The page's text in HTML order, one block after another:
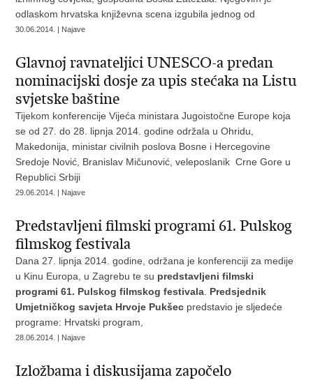
odlaskom hrvatska književna scena izgubila jednog od
30.06.2014. | Najave
Glavnoj ravnateljici UNESCO-a predan
nominacijski dosje za upis stećaka na Listu
svjetske baštine
Tijekom konferencije Vijeća ministara Jugoistočne Europe koja
se od 27. do 28. lipnja 2014. godine održala u Ohridu,
Makedonija, ministar civilnih poslova Bosne i Hercegovine
Sredoje Nović, Branislav Mičunović, veleposlanik Crne Gore u
Republici Srbiji
29.06.2014. | Najave
Predstavljeni filmski programi 61. Pulskog
filmskog festivala
Dana 27. lipnja 2014. godine, održana je konferenciji za medije
u Kinu Europa, u Zagrebu te su predstavljeni filmski
programi 61. Pulskog filmskog festivala Predsjednik
Umjetničkog savjeta Hrvoje Pukšec predstavio je sljedeće
programe: Hrvatski program,
28.06.2014. | Najave
Izložbama i diskusijama započelo